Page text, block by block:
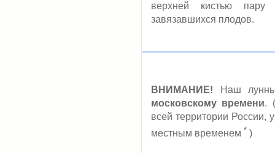
верхней кистью пару
завязавшихся плодов.
ВНИМАНИЕ! Наш
московскому времени.
всей территории России,
местным временем * )